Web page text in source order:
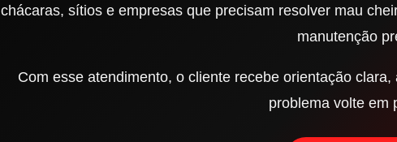
chácaras, sítios e empresas que precisam resolver mau
manutenção
Com esse atendimento, o cliente recebe orientação
problema volte em